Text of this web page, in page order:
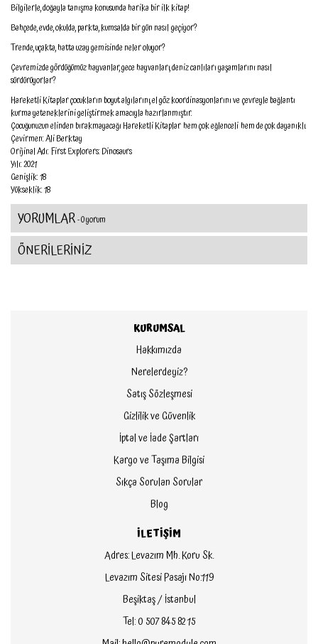
Bilgilerle, doğayla tanışma konusunda harika bir ilk kitap!
Bahçede, evde, okulda, parkta, kumsalda bir gün nasıl geçiyor?
Trende, uçakta, hatta uzay gemisinde neler oluyor?
Çevremizde gördüğümüz hayvanlar, gece hayvanları, deniz canlıları yaşamlarını nasıl
sürdürüyorlar?
Hareketli Kitaplar çocukların boyut algılarını, el göz koordinasyonlarını ve çevreyle bağlantı
kurma yeteneklerini geliştirmek amacıyla hazırlanmıştır.
Çocuğunuzun elinden bırakmayacağı Hareketli Kitaplar hem çok eğlenceli hem de çok dayanıklı.
Çevirmen: Ali Berktay
Orijinal Adı: First Explorers: Dinosaurs
Yılı: 2021
Genişlik: 18
Yükseklik: 18
YORUMLAR- 0 yorum
ÖNERİLERİNİZ
KURUMSAL
Hakkımızda
Nerelerdeyiz?
Satış Sözleşmesi
Gizlilik ve Güvenlik
İptal ve İade Şartları
Kargo ve Taşıma Bilgisi
Sıkça Sorulan Sorular
Blog
İLETİŞİM
Adres: Levazım Mh. Koru Sk.
Levazım Sitesi Pasajı No:119
Beşiktaş / İstanbul
Tel: 0 507 845 82 15